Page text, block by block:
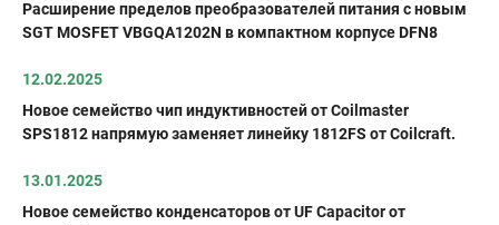
Расширение пределов преобразователей питания с новым
SGT MOSFET VBGQA1202N в компактном корпусе DFN8
12.02.2025
Новое семейство чип индуктивностей от Coilmaster
SPS1812 напрямую заменяет линейку 1812FS от Coilcraft.
13.01.2025
Новое семейство конденсаторов от UF Capacitor от